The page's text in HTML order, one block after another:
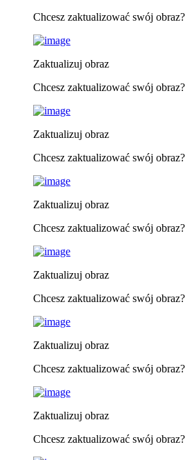
Chcesz zaktualizować swój
Zaktualizuj obraz
Chcesz zaktualizować swój
Zaktualizuj obraz
Chcesz zaktualizować swój
Zaktualizuj obraz
Chcesz zaktualizować swój
Zaktualizuj obraz
Chcesz zaktualizować swój
Zaktualizuj obraz
Chcesz zaktualizować swój
Zaktualizuj obraz
Chcesz zaktualizować swój